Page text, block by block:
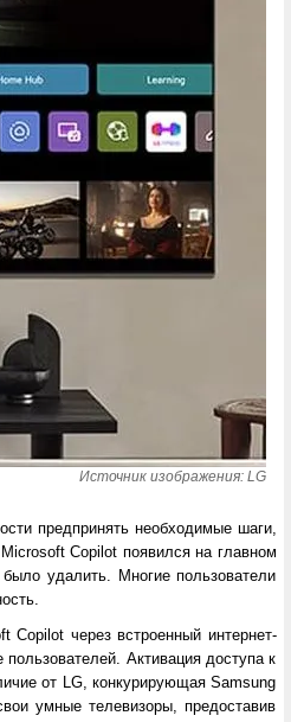
Источник изображения: LG
предпринять необходимые шаги,
Copilot появился на главном
удалить. Многие пользователи
Copilot через встроенный интернет-
Активация доступа к
от LG, конкурирующая Samsung
умные телевизоры, предоставив